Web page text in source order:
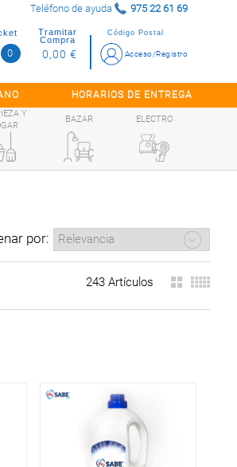
Teléfono de ayuda 975 22 61 69
Código Postal
Acceso/Registro
0
Tramitar
Compra
0,00 €
HORARIOS DE ENTREGA
Y
BAZAR ELECTRO
por:
243 Artículos